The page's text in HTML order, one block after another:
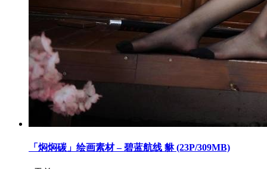
「焖焖碳」绘画素材 – 碧蓝航线 貅 (23P/309MB)